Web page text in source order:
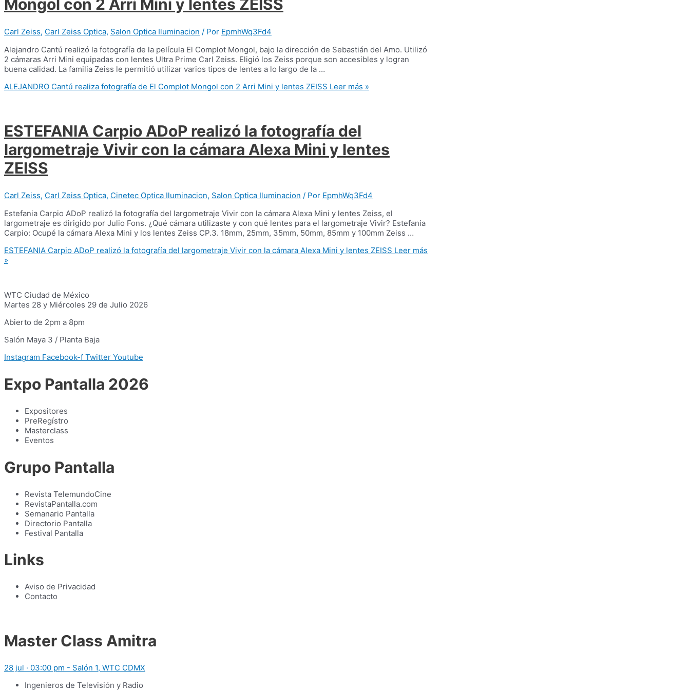
Mongol con 2 Arri Mini y lentes ZEISS
Carl Zeiss, Carl Zeiss Optica, Salon Optica Iluminacion / Por EpmhWq3Fd4
Alejandro Cantú realizó la fotografía de la película El Complot Mongol, bajo la dirección de Sebastián del Amo. Utilizó
2 cámaras Arri Mini equipadas con lentes Ultra Prime Carl Zeiss. Eligió los Zeiss porque son accesibles y logran
buena calidad. La familia Zeiss le permitió utilizar varios tipos de lentes a lo largo de la …
ALEJANDRO Cantú realiza fotografía de El Complot Mongol con 2 Arri Mini y lentes ZEISS Leer más »
ESTEFANIA Carpio ADoP realizó la fotografía del
largometraje Vivir con la cámara Alexa Mini y lentes
ZEISS
Carl Zeiss, Carl Zeiss Optica, Cinetec Optica Iluminacion, Salon Optica Iluminacion / Por EpmhWq3Fd4
Estefania Carpio ADoP realizó la fotografía del largometraje Vivir con la cámara Alexa Mini y lentes Zeiss, el
largometraje es dirigido por Julio Fons. ¿Qué cámara utilizaste y con qué lentes para el largometraje Vivir? Estefania
Carpio: Ocupé la cámara Alexa Mini y los lentes Zeiss CP.3. 18mm, 25mm, 35mm, 50mm, 85mm y 100mm Zeiss …
ESTEFANIA Carpio ADoP realizó la fotografía del largometraje Vivir con la cámara Alexa Mini y lentes ZEISS Leer más
»
WTC Ciudad de México
Martes 28 y Miércoles 29 de Julio 2026
Abierto de 2pm a 8pm
Salón Maya 3 / Planta Baja
Instagram Facebook-f Twitter Youtube
Expo Pantalla 2026
Expositores
PreRegístro
Masterclass
Eventos
Grupo Pantalla
Revista TelemundoCine
RevistaPantalla.com
Semanario Pantalla
Directorio Pantalla
Festival Pantalla
Links
Aviso de Privacidad
Contacto
Master Class Amitra
28 jul · 03:00 pm - Salón 1, WTC CDMX
Ingenieros de Televisión y Radio